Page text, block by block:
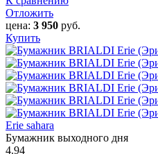
Отложить
цена: 3 950 руб.
Купить
Erie sahara
Бумажник выходного дня
4.94